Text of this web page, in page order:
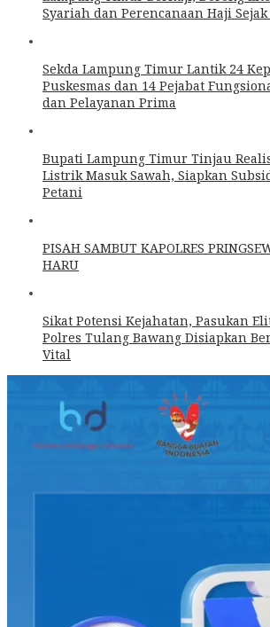
Syariah dan Perencanaan Haji
Sekda Lampung Timur Lantik 24
Puskesmas dan 14 Pejabat
dan Pelayanan Prima
Bupati Lampung Timur Tinjau
Listrik Masuk Sawah, Siapkan
Petani
PISAH SAMBUT KAPOLRES
HARU
Sikat Potensi Kejahatan, Pasukan
Polres Tulang Bawang Disiapkan
Vital